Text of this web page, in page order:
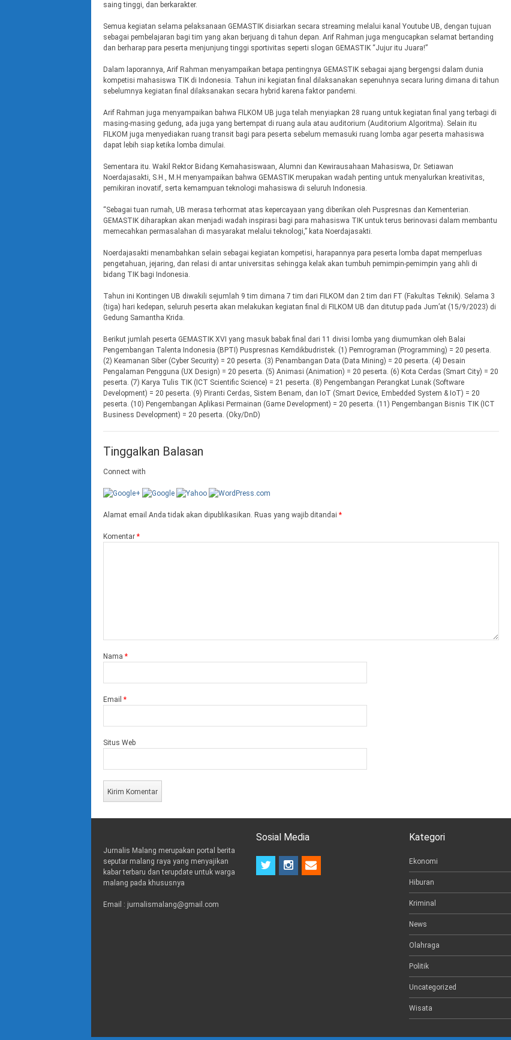
saing tinggi, dan berkarakter.
Semua kegiatan selama pelaksanaan GEMASTIK disiarkan secara streaming melalui kanal Youtube UB, dengan tujuan
sebagai pembelajaran bagi tim yang akan berjuang di tahun depan. Arif Rahman juga mengucapkan selamat bertanding
dan berharap para peserta menjunjung tinggi sportivitas seperti slogan GEMASTIK “Jujur itu Juara!”
Dalam laporannya, Arif Rahman menyampaikan betapa pentingnya GEMASTIK sebagai ajang bergengsi dalam dunia
kompetisi mahasiswa TIK di Indonesia. Tahun ini kegiatan final dilaksanakan sepenuhnya secara luring dimana di tahun
sebelumnya kegiatan final dilaksanakan secara hybrid karena faktor pandemi.
Arif Rahman juga menyampaikan bahwa FILKOM UB juga telah menyiapkan 28 ruang untuk kegiatan final yang terbagi di
masing-masing gedung, ada juga yang bertempat di ruang aula atau auditorium (Auditorium Algoritma). Selain itu
FILKOM juga menyediakan ruang transit bagi para peserta sebelum memasuki ruang lomba agar peserta mahasiswa
dapat lebih siap ketika lomba dimulai.
Sementara itu. Wakil Rektor Bidang Kemahasiswaan, Alumni dan Kewirausahaan Mahasiswa, Dr. Setiawan
Noerdajasakti, S.H., M.H menyampaikan bahwa GEMASTIK merupakan wadah penting untuk menyalurkan kreativitas,
pemikiran inovatif, serta kemampuan teknologi mahasiswa di seluruh Indonesia.
“Sebagai tuan rumah, UB merasa terhormat atas kepercayaan yang diberikan oleh Puspresnas dan Kementerian.
GEMASTIK diharapkan akan menjadi wadah inspirasi bagi para mahasiswa TIK untuk terus berinovasi dalam membantu
memecahkan permasalahan di masyarakat melalui teknologi,” kata Noerdajasakti.
Noerdajasakti menambahkan selain sebagai kegiatan kompetisi, harapannya para peserta lomba dapat memperluas
pengetahuan, jejaring, dan relasi di antar universitas sehingga kelak akan tumbuh pemimpin-pemimpin yang ahli di
bidang TIK bagi Indonesia.
Tahun ini Kontingen UB diwakili sejumlah 9 tim dimana 7 tim dari FILKOM dan 2 tim dari FT (Fakultas Teknik). Selama 3
(tiga) hari kedepan, seluruh peserta akan melakukan kegiatan final di FILKOM UB dan ditutup pada Jum’at (15/9/2023) di
Gedung Samantha Krida.
Berikut jumlah peserta GEMASTIK XVI yang masuk babak final dari 11 divisi lomba yang diumumkan oleh Balai
Pengembangan Talenta Indonesia (BPTI) Puspresnas Kemdikbudristek. (1) Pemrograman (Programming) = 20 peserta.
(2) Keamanan Siber (Cyber Security) = 20 peserta. (3) Penambangan Data (Data Mining) = 20 peserta. (4) Desain
Pengalaman Pengguna (UX Design) = 20 peserta. (5) Animasi (Animation) = 20 peserta. (6) Kota Cerdas (Smart City) = 20
peserta. (7) Karya Tulis TIK (ICT Scientific Science) = 21 peserta. (8) Pengembangan Perangkat Lunak (Software
Development) = 20 peserta. (9) Piranti Cerdas, Sistem Benam, dan IoT (Smart Device, Embedded System & IoT) = 20
peserta. (10) Pengembangan Aplikasi Permainan (Game Development) = 20 peserta. (11) Pengembangan Bisnis TIK (ICT
Business Development) = 20 peserta. (Oky/DnD)
Tinggalkan Balasan
Connect with
Alamat email Anda tidak akan dipublikasikan. Ruas yang wajib ditandai *
Komentar *
Nama *
Email *
Situs Web
Jurnalis Malang merupakan portal berita
seputar malang raya yang menyajikan
kabar terbaru dan terupdate untuk warga
malang pada khususnya
Email : jurnalismalang@gmail.com
Sosial Media
t
i
n
e
m
Kategori
Ekonomi
Hiburan
Kriminal
News
Olahraga
Politik
Uncategorized
Wisata